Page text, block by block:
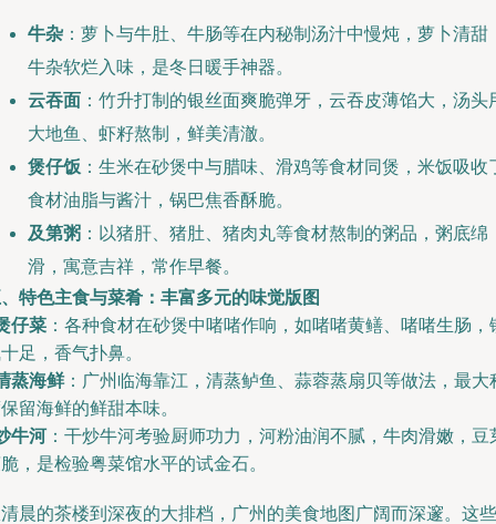
牛杂 ：萝卜与牛肚、牛肠等在内秘制汤汁中慢炖，萝卜清甜
牛杂软烂入味，是冬日暖手神器。
云吞面 ：竹升打制的银丝面爽脆弹牙，云吞皮薄馅大，汤头
大地鱼、虾籽熬制，鲜美清澈。
煲仔饭 ：生米在砂煲中与腊味、滑鸡等食材同煲，米饭吸收
食材油脂与酱汁，锅巴焦香酥脆。
及第粥 ：以猪肝、猪肚、猪肉丸等食材熬制的粥品，粥底绵
滑，寓意吉祥，常作早餐。
特色主食与菜肴：丰富多元的味觉版图
仔菜 ：各种食材在砂煲中啫啫作响，如啫啫黄鳝、啫啫生肠，
足，香气扑鼻。
蒸海鲜：广州临海靠江，清蒸鲈鱼、蒜蓉蒸扇贝等做法，最大
留海鲜的鲜甜本味。
牛河：干炒牛河考验厨师功力，河粉油润不腻，牛肉滑嫩，豆
，是检验粤菜馆水平的试金石。
晨的茶楼到深夜的大排档，广州的美食地图广阔而深邃。这些